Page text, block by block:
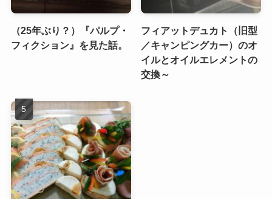
（25年ぶり？）『パルプ・
フィクション』を見た話。
フィアットデュカト（旧型
／キャンピングカー）のオ
イルとオイルエレメントの
交換～